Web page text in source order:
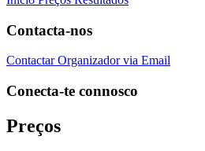
Contacta-nos
Contactar Organizador via Email
Conecta-te connosco
Preços